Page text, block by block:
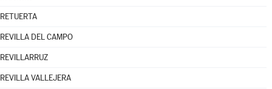
RETUERTA
REVILLA DEL CAMPO
REVILLARRUZ
REVILLA VALLEJERA